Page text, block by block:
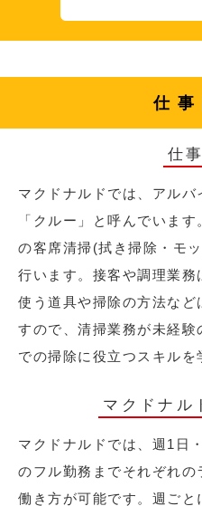
仕事
仕
マクドナルドでは、アル
「クルー」と呼んでいま
の客席清掃(拭き掃除・モ
行います。接客や調理業務
使う道具や掃除の方法など
すので、清掃業務が未経
での掃除に役立つスキルを
マクドナル
マクドナルドでは、週1日
のフル勤務までそれぞれの
働き方が可能です。週ご